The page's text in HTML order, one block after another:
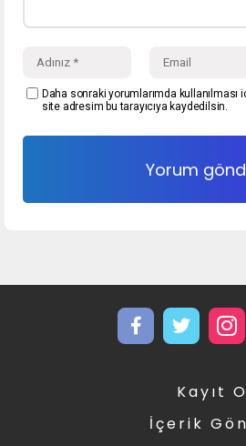
Daha sonraki yorumlarımda kullanılması
site adresim bu tarayıcıya kaydedilsin.
Kayıt
İçerik